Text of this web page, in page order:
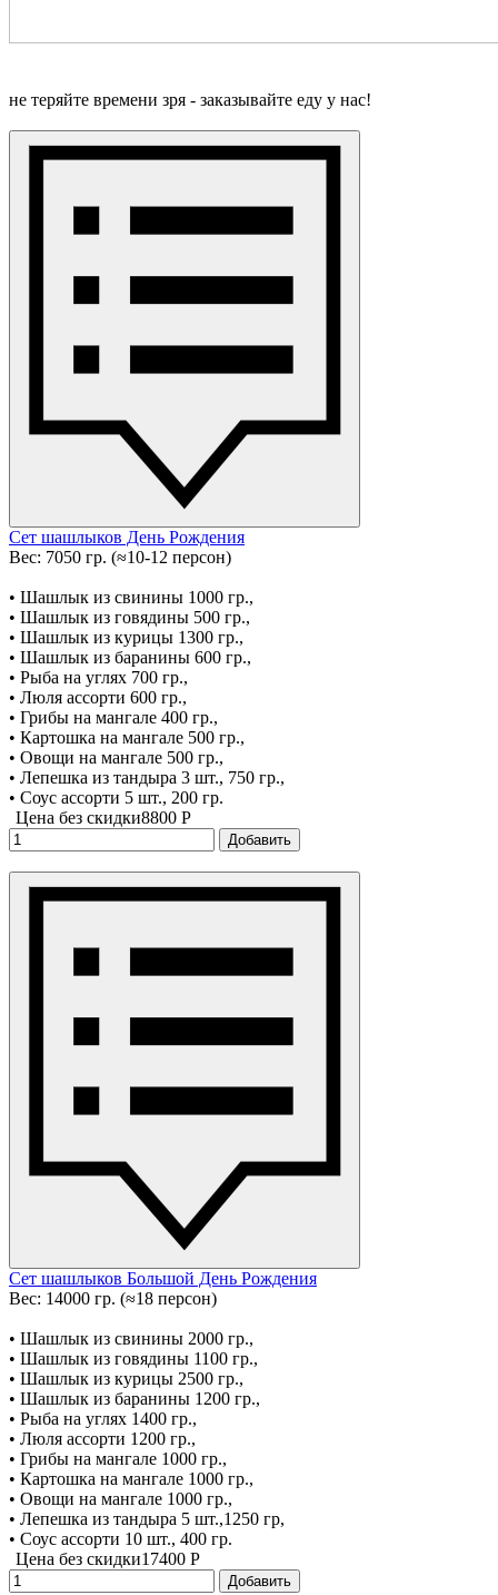
не теряйте времени зря - заказывайте еду у нас!
Сет шашлыков День Рождения
Вес: 7050 гр. (≈10-12 персон)
• Шашлык из свинины 1000 гр.,
• Шашлык из говядины 500 гр.,
• Шашлык из курицы 1300 гр.,
• Шашлык из баранины 600 гр.,
• Рыба на углях 700 гр.,
• Люля ассорти 600 гр.,
• Грибы на мангале 400 гр.,
• Картошка на мангале 500 гр.,
• Овощи на мангале 500 гр.,
• Лепешка из тандыра 3 шт., 750 гр.,
• Соус ассорти 5 шт., 200 гр.
Цена без скидки8800 P
Добавить
Сет шашлыков Большой День Рождения
Вес: 14000 гр. (≈18 персон)
• Шашлык из свинины 2000 гр.,
• Шашлык из говядины 1100 гр.,
• Шашлык из курицы 2500 гр.,
• Шашлык из баранины 1200 гр.,
• Рыба на углях 1400 гр.,
• Люля ассорти 1200 гр.,
• Грибы на мангале 1000 гр.,
• Картошка на мангале 1000 гр.,
• Овощи на мангале 1000 гр.,
• Лепешка из тандыра 5 шт.,1250 гр,
• Соус ассорти 10 шт., 400 гр.
Цена без скидки17400 P
Добавить